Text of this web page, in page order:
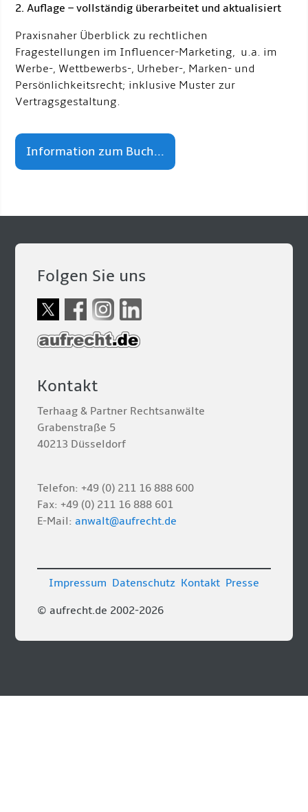
2. Auflage – vollständig überarbeitet und aktualisiert
Praxisnaher Überblick zu rechtlichen
Fragestellungen im Influencer-Marketing, u.a. im
Werbe-, Wettbewerbs-, Urheber-, Marken- und
Persönlichkeitsrecht; inklusive Muster zur
Vertragsgestaltung.
Information zum Buch...
Folgen Sie uns
Kontakt
Terhaag & Partner Rechtsanwälte
Grabenstraße 5
40213 Düsseldorf
Telefon: +49 (0) 211 16 888 600
Fax: +49 (0) 211 16 888 601
E-Mail:anwalt@aufrecht.de
© aufrecht.de 2002-2026
Impressum Datenschutz Kontakt Presse